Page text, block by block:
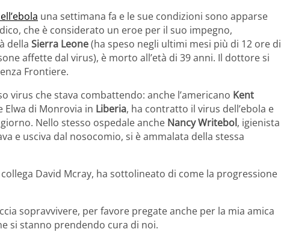
una settimana fa e le sue condizioni sono apparse
che è considerato un eroe per il suo impegno,
della Sierra Leone(ha speso negli ultimi mesi più di 12 ore di
affette dal virus), è morto all’età di 39 anni. Il dottore si
Frontiere.
virus che stava combattendo: anche l’americano Kent
Elwa di Monrovia in Liberia, ha contratto il virus dell’ebola e
Nello stesso ospedale anche Nancy Writebol, igienista
e usciva dal nosocomio, si è ammalata della stessa
David Mcray, ha sottolineato di come la progressione
sopravvivere, per favore pregate anche per la mia amica
si stanno prendendo cura di noi.